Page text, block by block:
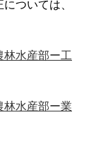
ついては、
水産部ー工
林水産部ー業